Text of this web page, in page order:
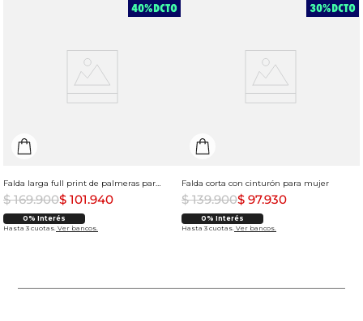
Falda larga full print de palmeras para mujer
$ 169.900$ 101.940
0% Interés
Hasta 3 cuotas. Ver bancos.
Falda corta con cinturón para mujer
$ 139.900$ 97.930
0% Interés
Hasta 3 cuotas. Ver bancos.